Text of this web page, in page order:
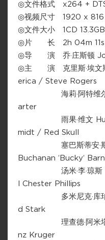
◎文件格式 x264 +
◎视频尺寸 1920 x 816
◎文件大小 1CD 13.3GB
◎片 长 2h 04m 11s
◎导 演 乔·庄斯顿
◎主 演 克里斯·埃文
erica / Steve Rogers
海莉·阿特维尔
arter
雨果·维文 Hugo
midt / Red Skull
塞巴斯蒂安·斯坦
Buchanan ‘Bucky‘
汤米·李·琼斯
l Chester Phillips
多米尼克·库珀
d Stark
理查德·阿米塔格
nz Kruger